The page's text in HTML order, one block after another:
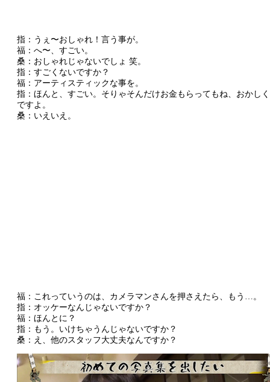
指：うぇ〜おしゃれ！言う事が。
福：へ〜、すごい。
桑：おしゃれじゃないでしょ 笑。
指：すごくないですか？
福：アーティスティックな事を。
指：ほんと、すごい。そりゃそんだけお金もらってもね、おかし
ですよ。
桑：いえいえ。
福：これっていうのは、カメラマンさんを押さえたら、もう…。
指：オッケーなんじゃないですか？
福：ほんとに？
指：もう。いけちゃうんじゃないですか？
桑：え、他のスタッフ大丈夫なんですか？